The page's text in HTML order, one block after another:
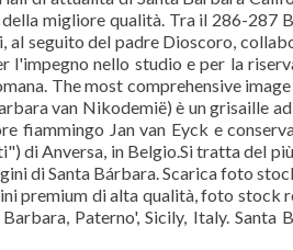
migliore qualità. Tra il 286-287
al seguito del padre Dioscoro,
l'impegno nello studio e per la
The most comprehensive
van Nikodemië) è un grisaille
fiammingo Jan van Eyck e
di Anversa, in Belgio.Si tratta del
di Santa Bárbara. Scarica foto
premium di alta qualità, foto stock
Paterno', Sicily, Italy. Santa